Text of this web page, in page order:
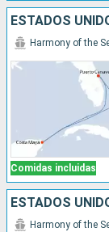
ESTADOS
Comidas incluidas
Harmony of the
ESTADOS
Harmony of the